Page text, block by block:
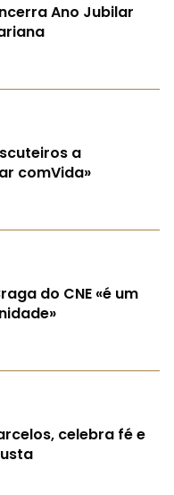
Ano Jubilar
a
comVida»
do CNE «é um
celebra fé e